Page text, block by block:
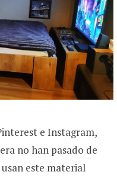
e Instagram,
no han pasado de
usan este material